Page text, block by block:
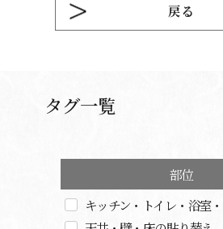
戻る
タグ一覧
部位
キッチン・トイレ・浴室